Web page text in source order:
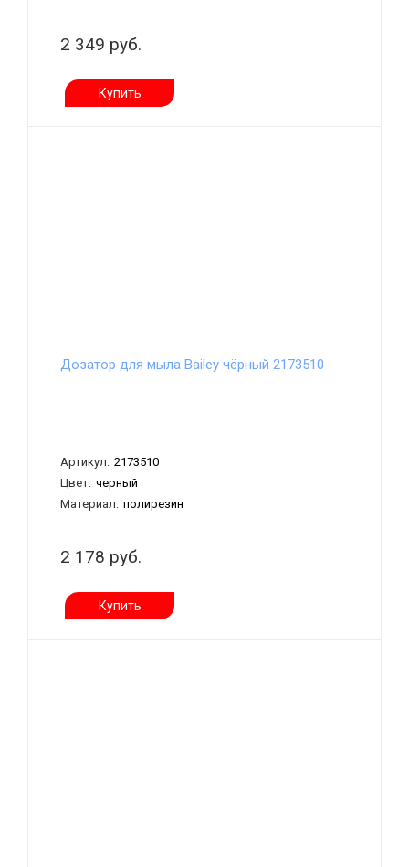
2 349 руб.
Купить
Дозатор для мыла Bailey чёрный 2173510
Артикул: 2173510
Цвет: черный
Материал: полирезин
2 178 руб.
Купить